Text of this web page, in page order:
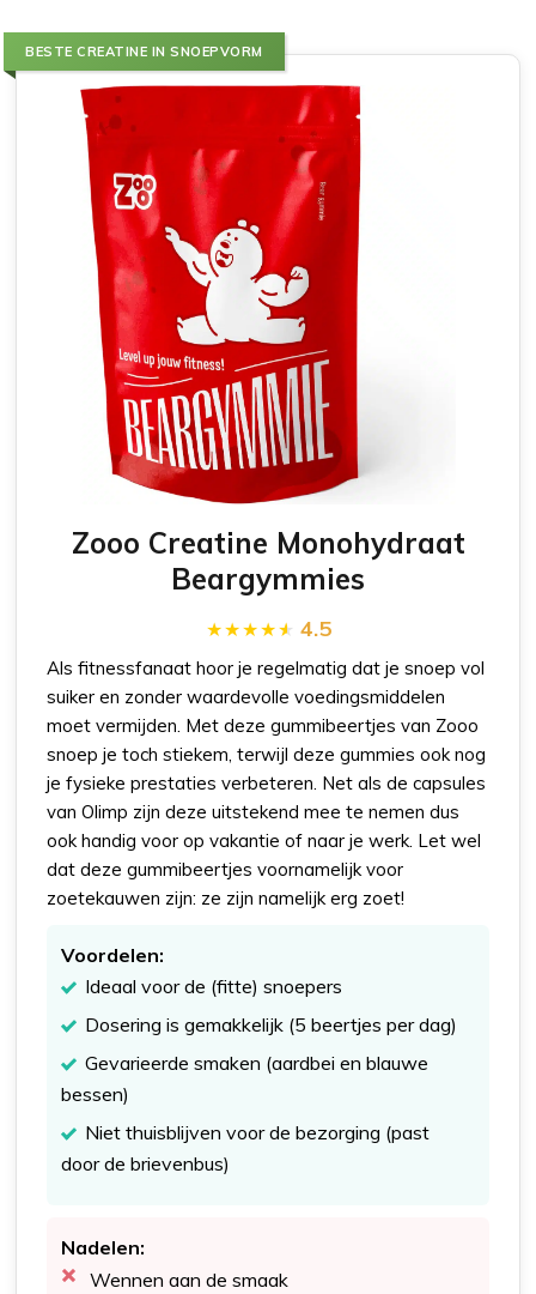
BESTE CREATINE IN SNOEPVORM
Zooo Creatine Monohydraat
Beargymmies
4.5
Als fitnessfanaat hoor je regelmatig dat je snoep vol
suiker en zonder waardevolle voedingsmiddelen
moet vermijden. Met deze gummibeertjes van Zooo
snoep je toch stiekem, terwijl deze gummies ook nog
je fysieke prestaties verbeteren. Net als de capsules
van Olimp zijn deze uitstekend mee te nemen dus
ook handig voor op vakantie of naar je werk. Let wel
dat deze gummibeertjes voornamelijk voor
zoetekauwen zijn: ze zijn namelijk erg zoet!
Voordelen:
Ideaal voor de (fitte) snoepers
Dosering is gemakkelijk (5 beertjes per dag)
Gevarieerde smaken (aardbei en blauwe
bessen)
Niet thuisblijven voor de bezorging (past
door de brievenbus)
Nadelen:
Wennen aan de smaak